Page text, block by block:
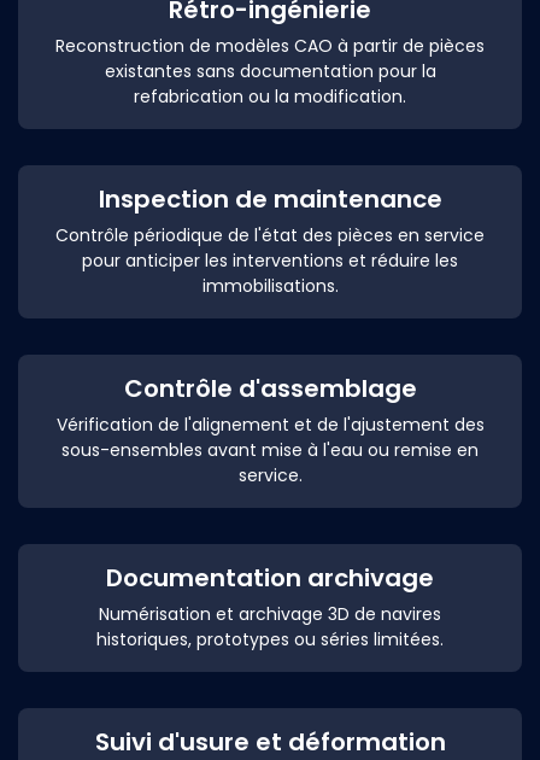
Rétro-ingénierie
Reconstruction de modèles CAO à partir de pièces
existantes sans documentation pour la
refabrication ou la modification.
Inspection de maintenance
Contrôle périodique de l'état des pièces en service
pour anticiper les interventions et réduire les
immobilisations.
Contrôle d'assemblage
Vérification de l'alignement et de l'ajustement des
sous-ensembles avant mise à l'eau ou remise en
service.
Documentation archivage
Numérisation et archivage 3D de navires
historiques, prototypes ou séries limitées.
Suivi d'usure et déformation